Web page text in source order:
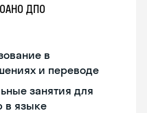
ДПО
в
и переводе
занятия для
в языке